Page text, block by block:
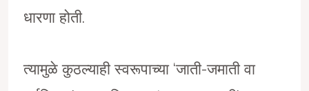
धारणा होती.
त्यामुळे कुठल्याही स्वरूपाच्या ‘जाती-जमाती वा